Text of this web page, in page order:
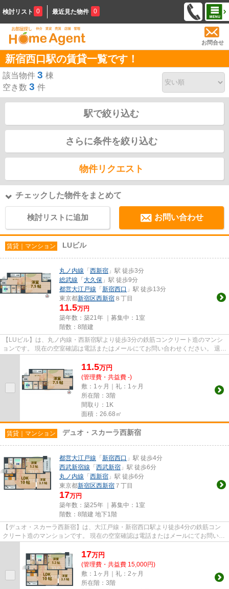
検討リスト 0 最近見た物件 0
お問合せ
新宿西口駅の賃貸一覧です！
該当物件 3 棟
空き数 3 件
駅で絞り込む
さらに条件を絞り込む
物件リクエスト
チェックした物件をまとめて
検討リストに追加 お問い合わせ
賃貸｜マンション LUビル
丸ノ内線 「 西新宿 」駅 徒歩3分
総武線 「 大久保 」駅 徒歩9分
都営大江戸線 「 新宿西口 」駅 徒歩13分
東京都新宿区西新宿 ８丁目
11.5万円
築年数：築21年 ｜募集中： 1室
階数：8階建
【LUビル】は、丸ノ内線・西新宿駅より徒歩3分の鉄筋コンクリート造のマンシ
ョンです。 現在の空室確認は電話またはメールにてお問い合わせください。 退去
11.5万円
(管理費・共益費 -)
敷：1ヶ月｜礼：1ヶ月
所在階：3階
間取り：1K
面積：26.68㎡
賃貸｜マンション デュオ・スカーラ西新宿
都営大江戸線 「 新宿西口 」駅 徒歩4分
西武新宿線 「 西武新宿 」駅 徒歩6分
丸ノ内線 「 西新宿 」駅 徒歩6分
東京都新宿区西新宿 ７丁目
17万円
築年数：築25年 ｜募集中： 1室
階数：8階建 地下1階
【デュオ・スカーラ西新宿】は、大江戸線・新宿西口駅より徒歩4分の鉄筋コン
クリート造のマンションです。 現在の空室確認は電話またはメールにてお問い合
17万円
(管理費・共益費 15,000円)
敷：1ヶ月｜礼：2ヶ月
所在階：3階